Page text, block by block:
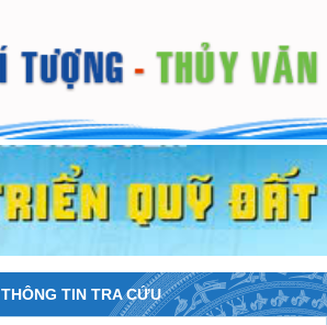
THÔNG TIN TRA CỨU